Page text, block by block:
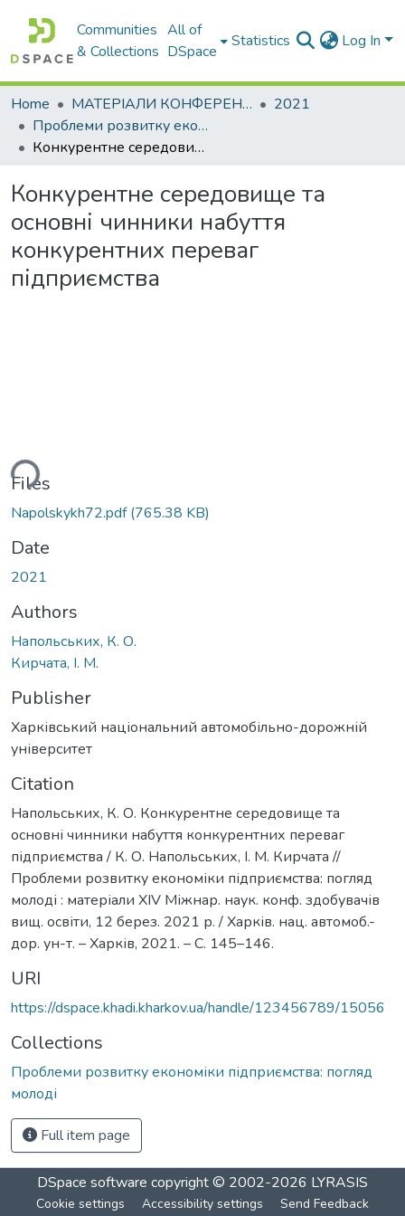
Communities
& Collections
All of
DSpace
Statistics Log In
Home МАТЕРІАЛИ КОНФЕРЕНЦІЙ
2021
Проблеми розвитку економіки підприємства: погляд молоді
Конкурентне середовище та основні чинники набуття конкурентних переваг підприємства
Конкурентне середовище та
основні чинники набуття
конкурентних переваг
підприємства
Files
Napolskykh72.pdf(765.38 KB)
Date
2021
Authors
Напольських, К. О.
Кирчата, І. М.
Publisher
Харківський національний автомобільно-дорожній
університет
Citation
Напольських, К. О. Конкурентне середовище та
основні чинники набуття конкурентних переваг
підприємства / К. О. Напольських, І. М. Кирчата //
Проблеми розвитку економіки підприємства: погляд
молоді : матеріали XIV Міжнар. наук. конф. здобувачів
вищ. освіти, 12 берез. 2021 р. / Харків. нац. автомоб.-
дор. ун-т. – Харків, 2021. – С. 145–146.
URI
https://dspace.khadi.kharkov.ua/handle/123456789/15056
Collections
Проблеми розвитку економіки підприємства: погляд
молоді
Full item page
DSpace software copyright © 2002-2026 LYRASIS
Cookie settings Accessibility settings Send Feedback